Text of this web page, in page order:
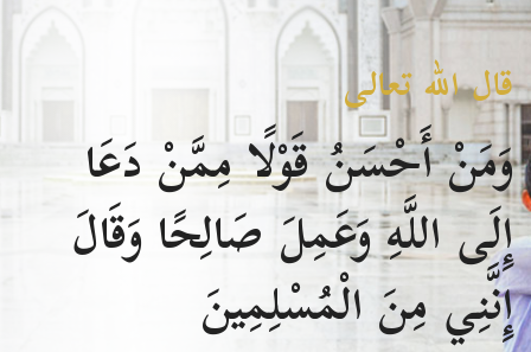
قال الله تعالى
وَمَنْ أَحْسَنُ قَوْلًا مِمَّنْ دَعَا
إِلَى اللَّهِ وَعَمِلَ صَالِحًا وَقَالَ
إِنَّنِي مِنَ الْمُسْلِمِينَ